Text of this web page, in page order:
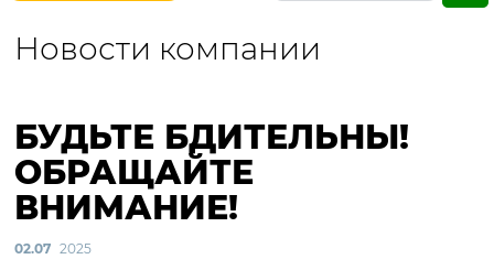
Новости компании
БУДЬТЕ БДИТЕЛЬНЫ!
ОБРАЩАЙТЕ
ВНИМАНИЕ!
02.07 2025